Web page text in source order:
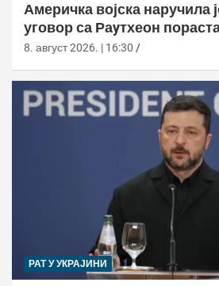
Америчка војска наручила
уговор са Раyтхеон
милиона долара
8. август 2026. | 16:30
РАТ У УКРАЈИНИ